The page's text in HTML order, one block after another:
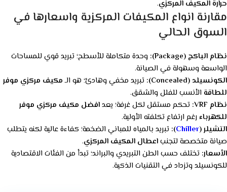
حرارة المكيف المركزي.
مقارنة انواع المكيفات المركزية واسعارها في
السوق الحالي
نظام الباكج (Package):
وحدة متكاملة للأسطح؛ تبريد قوي للمساحات
الواسعة وسهولة في الصيانة.
الكونسيلد (Concealed):
تبريد مخفي وهادئ؛ هو الـمكيف مركزي موفر
للطاقة الأنسب للفلل والشقق.
نظام VRF:
تحكم مستقل لكل غرفة؛ يعدافضل مكيف مركزي موفر
للكهرباء رغم ارتفاع تكلفته الأولية.
التشيلر (Chiller
): تبريد بالمياه للمباني الضخمة؛ كفاءة عالية لكنه يتطلب
صيانة متخصصة لتجنباعطال المكيف المركزي.
الأسعار: تختلف حسب الطن التبريدي والبراند؛ تبدأ من الفئات الاقتصادية
للكونسيلد وتزداد في التقنيات الذكية.